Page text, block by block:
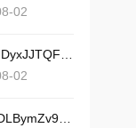
02
02